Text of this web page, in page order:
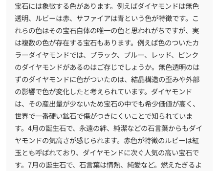
宝石には象徴する色があります。例えばダイヤモンドは無色
透明、ルビーは赤、サファイアは青という色が特徴です。こ
れらの色はその宝石自体の唯一の色と思われがちですが、実
は複数の色が存在する宝石もあります。例えば色のついたカ
ラーダイヤモンドでは、ブラック、ブルー、レッド、ピンク
のダイヤモンドがあるのはご存じでしょうか。無色透明のは
ずのダイヤモンドに色がついたのは、結晶構造の歪みや外部
の影響で色が変化したと考えられています。ダイヤモンド
は、その産出量が少ないため宝石の中でも希少価値が高く、
世界で一番硬い鉱石で傷がつきにくいことで知られていま
す。4月の誕生石で、永遠の絆、純潔などの石言葉からもダイ
ヤモンドの気高さが感じられます。赤色が特徴のルビーは紅
玉とも呼ばれており、ダイヤモンドに次ぐ人気の高い宝石で
す。7月の誕生石で、石言葉は情熱、純愛など。燃えたぎるよ